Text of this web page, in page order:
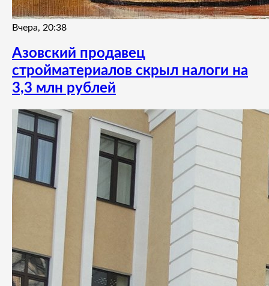
Вчера, 20:38
Азовский продавец
стройматериалов скрыл налоги на
3,3 млн рублей